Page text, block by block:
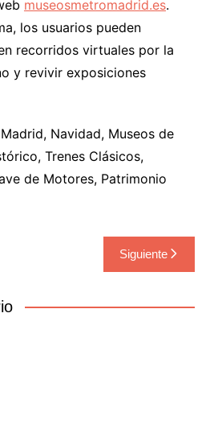
museosmetromadrid.es.
los usuarios pueden
recorridos virtuales por la
y revivir exposiciones
Navidad, Museos de
Trenes Clásicos,
de Motores, Patrimonio
Siguiente